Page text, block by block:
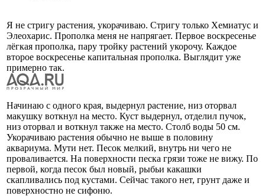
Я не стригу растения, укорачиваю. Стригу только Хемиатус и
Элеохарис. Прополка меня не напрягает. Первое воскресенье
лёгкая прополка, пару тройку растений укорочу. Каждое
второе воскресенье капитальная прополка. Выглядит уже
примерно так.
Начинаю с одного края, выдернул растение, низ оторвал
макушку воткнул на место. Куст выдернул, отделил пучок,
низ оторвал и воткнул также на место. Столб воды 50 см.
Укорачиваю растения обычно не выше в половину
аквариума. Мути нет. Песок мелкий, внутрь ни чего не
проваливается. На поверхности песка грязи тоже не вижу. По
первой, когда песок был новый, рыбьи какашки
скапливались под кустами. Сейчас такого нет, грунт даже и
поверхностно не сифоню.